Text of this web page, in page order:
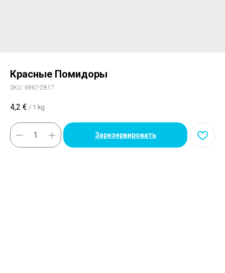
Красные Помидоры
SKU: 6967-2817
4,2 € / 1 kg
Зарезервировать